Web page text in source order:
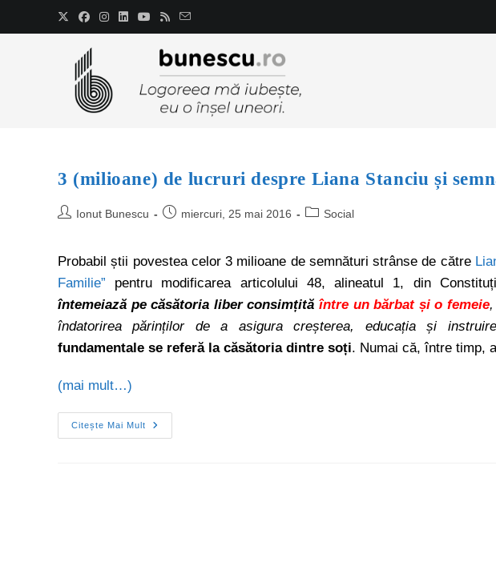
3 (milioane) de lucruri despre Liana Stanciu și
Ionut Bunescu miercuri, 25 mai 2016 Social
Probabil știi povestea celor 3 milioane de semnături strânse de către
Familie” pentru modificarea articolului 48, alineatul 1, din
întemeiază pe căsătoria liber consimțită între un bărbat și o femeie,
îndatorirea părinților de a asigura creșterea, educația și
fundamentale se referă la căsătoria dintre soți. Numai că, între timp,
(mai mult…)
Citește Mai Mult